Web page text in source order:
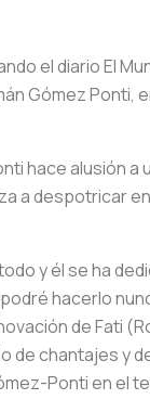
el diario El
Gómez Ponti,
hace alusión
a despotricar
y él se ha
hacerlo
de Fati
de chantajes y
Ponti en el